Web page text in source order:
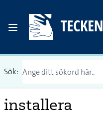
Sök:
installera